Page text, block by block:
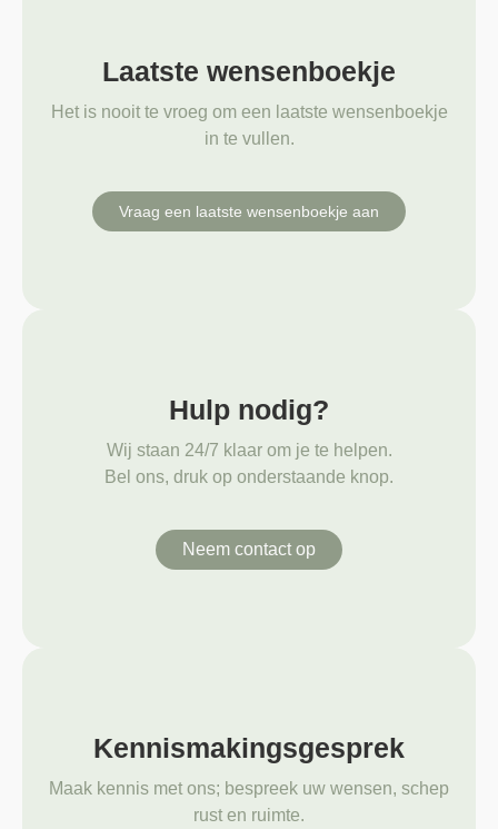
Laatste wensenboekje
Het is nooit te vroeg om een laatste wensenboekje
in te vullen.
Vraag een laatste wensenboekje aan
Hulp nodig?
Wij staan 24/7 klaar om je te helpen.
Bel ons, druk op onderstaande knop.
Neem contact op
Kennismakingsgesprek
Maak kennis met ons; bespreek uw wensen, schep
rust en ruimte.